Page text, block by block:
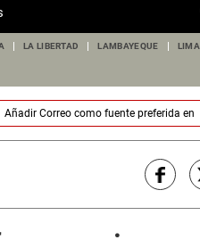
LA LIBERTAD LAMBAYEQUE LIMA
Añadir Correocomo fuente preferida en